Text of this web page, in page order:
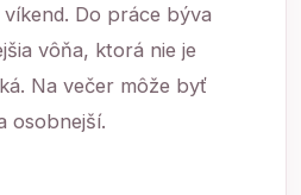
Do práce býva
vôňa, ktorá nie je
Na večer môže byť
osobnejší.